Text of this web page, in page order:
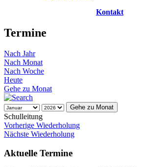
Kontakt
Termine
Nach Jahr
Nach Monat
Nach Woche
Heute
Gehe zu Monat
Gehe zu Monat
Schulleitung
Vorherige Wiederholung
Nächste Wiederholung
Aktuelle Termine